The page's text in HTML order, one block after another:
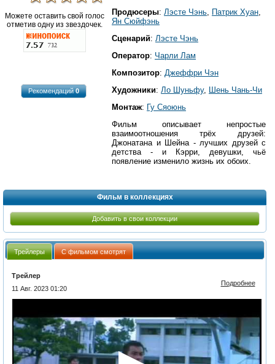
Можете оставить свой голос
отметив одну из звездочек.
Рекомендаций0
Продюсеры: Лэсте Чэнь Патрик Хуан
Ян Сюйфэнь
Сценарий: Лэсте Чэнь
Оператор: Чарли Лам
Композитор: Джеффри Чэн
Художники: Ло Шуньфу,
Шень Чань-Чи
Монтаж: Гу Сяоюнь
Фильм описывает непростые
взаимоотношения трёх друзей:
Джонатана и Шейна - лучших друзей с
детства - и Кэрри, девушки, чьё
появление изменило жизнь их обоих.
Фильм в коллекциях
Добавить в свои коллекции
Трейлеры С фильмом смотрят
Трейлер
Подробнее
11 Авг. 2023 01:20